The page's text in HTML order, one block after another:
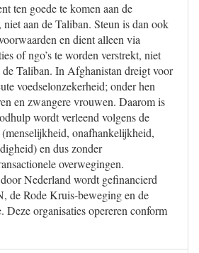
ten goede te komen aan de
aan de Taliban. Steun is dan ook
en dient alleen via
of ngo’s te worden verstrekt, niet
Taliban. In Afghanistan dreigt voor
voedselonzekerheid; onder hen
en zwangere vrouwen. Daarom is
wordt verleend volgens de
onafhankelijkheid,
en dus zonder
overwegingen.
Nederland wordt gefinancierd
de Rode Kruis-beweging en de
organisaties opereren conform